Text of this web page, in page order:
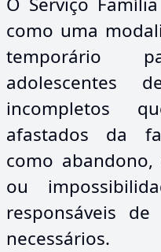
como uma
temporário
incompletos
afastados da
como abandono,
ou
responsáveis
necessários.